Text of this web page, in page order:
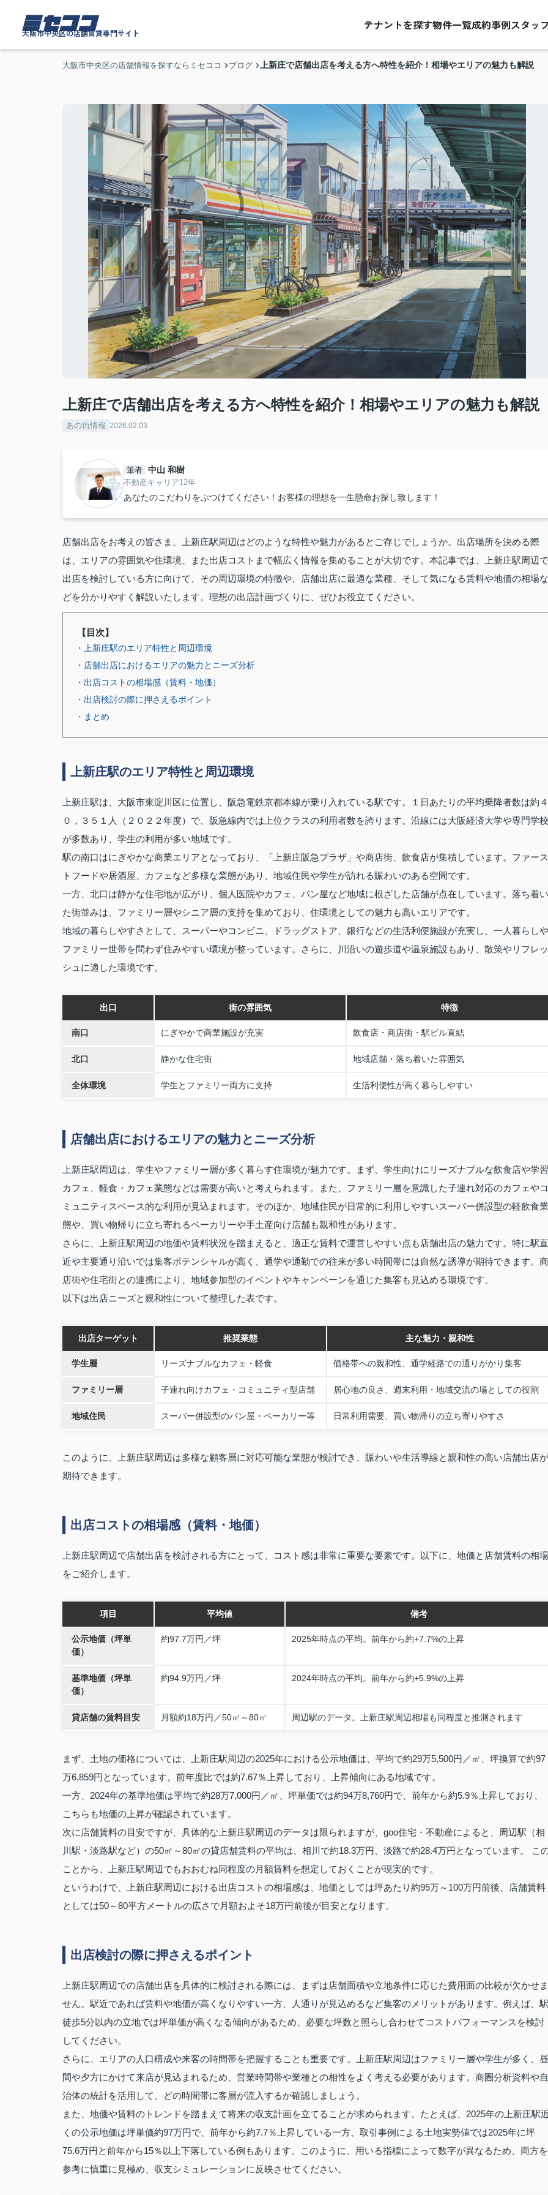
ミセココ
大阪市中央区の店舗賃貸専門サイト
テナントを探す物件一覧成約事例スタッ
大阪市中央区の店舗情報を探すならミセココ ブログ 上新庄で店舗出店を考える方へ特性を紹介！相場やエリアの魅力も解説
上新庄で店舗出店を考える方へ特性を紹介！相場やエリアの魅力も解説
あの街情報 2026.02.03
筆者 中山 和樹
不動産キャリア12年
あなたのこだわりをぶつけてください！お客様の理想を一生懸命お探し致します！
店舗出店をお考えの皆さま、上新庄駅周辺はどのような特性や魅力があるとご存じでしょうか。出店場所を決める際
は、エリアの雰囲気や住環境、また出店コストまで幅広く情報を集めることが大切です。本記事では、上新庄駅周辺で
出店を検討している方に向けて、その周辺環境の特徴や、店舗出店に最適な業種、そして気になる賃料や地価の相場な
どを分かりやすく解説いたします。理想の出店計画づくりに、ぜひお役立てください。
【目次】
・上新庄駅のエリア特性と周辺環境
・店舗出店におけるエリアの魅力とニーズ分析
・出店コストの相場感（賃料・地価）
・出店検討の際に押さえるポイント
・まとめ
上新庄駅のエリア特性と周辺環境
上新庄駅は、大阪市東淀川区に位置し、阪急電鉄京都本線が乗り入れている駅です。１日あたりの平均乗降者数は約４
０，３５１人（２０２２年度）で、阪急線内では上位クラスの利用者数を誇ります。沿線には大阪経済大学や専門学校
が多数あり、学生の利用が多い地域です。
駅の南口はにぎやかな商業エリアとなっており、「上新庄阪急プラザ」や商店街、飲食店が集積しています。ファース
トフードや居酒屋、カフェなど多様な業態があり、地域住民や学生が訪れる賑わいのある空間です。
一方、北口は静かな住宅地が広がり、個人医院やカフェ、パン屋など地域に根ざした店舗が点在しています。落ち着い
た街並みは、ファミリー層やシニア層の支持を集めており、住環境としての魅力も高いエリアです。
地域の暮らしやすさとして、スーパーやコンビニ、ドラッグストア、銀行などの生活利便施設が充実し、一人暮らしや
ファミリー世帯を問わず住みやすい環境が整っています。さらに、川沿いの遊歩道や温泉施設もあり、散策やリフレッ
シュに適した環境です。
出口 街の雰囲気 特徴
南口 にぎやかで商業施設が充実 飲食店・商店街・駅ビル直結
北口 静かな住宅街 地域店舗・落ち着いた雰囲気
全体環境 学生とファミリー両方に支持 生活利便性が高く暮らしやすい
店舗出店におけるエリアの魅力とニーズ分析
上新庄駅周辺は、学生やファミリー層が多く暮らす住環境が魅力です。まず、学生向けにリーズナブルな飲食店や学習
カフェ、軽食・カフェ業態などは需要が高いと考えられます。また、ファミリー層を意識した子連れ対応のカフェやコ
ミュニティスペース的な利用が見込まれます。そのほか、地域住民が日常的に利用しやすいスーパー併設型の軽飲食業
態や、買い物帰りに立ち寄れるベーカリーや手土産向け店舗も親和性があります。
さらに、上新庄駅周辺の地価や賃料状況を踏まえると、適正な賃料で運営しやすい点も店舗出店の魅力です。特に駅直
近や主要通り沿いでは集客ポテンシャルが高く、通学や通勤での往来が多い時間帯には自然な誘導が期待できます。商
店街や住宅街との連携により、地域参加型のイベントやキャンペーンを通じた集客も見込める環境です。
以下は出店ニーズと親和性について整理した表です。
出店ターゲット 推奨業態 主な魅力・親和性
学生層 リーズナブルなカフェ・軽食 価格帯への親和性、通学経路での通りがかり集客
ファミリー層 子連れ向けカフェ・コミュニティ型店舗 居心地の良さ、週末利用・地域交流の場としての役割
地域住民 スーパー併設型のパン屋・ベーカリー等 日常利用需要、買い物帰りの立ち寄りやすさ
このように、上新庄駅周辺は多様な顧客層に対応可能な業態が検討でき、賑わいや生活導線と親和性の高い店舗出店が
期待できます。
出店コストの相場感（賃料・地価）
上新庄駅周辺で店舗出店を検討される方にとって、コスト感は非常に重要な要素です。以下に、地価と店舗賃料の相場
をご紹介します。
項目 平均値 備考
公示地価（坪単
価）
約97.7万円／坪 2025年時点の平均。前年から約+7.7%の上昇
基準地価（坪単
価）
約94.9万円／坪 2024年時点の平均。前年から約+5.9%の上昇
貸店舗の賃料目安 月額約18万円／50㎡～80㎡ 周辺駅のデータ。上新庄駅周辺相場も同程度と推測されます
まず、土地の価格については、上新庄駅周辺の2025年における公示地価は、平均で約29万5,500円／㎡、坪換算で約97
万6,859円となっています。前年度比では約7.67％上昇しており、上昇傾向にある地域です。
一方、2024年の基準地価は平均で約28万7,000円／㎡、坪単価では約94万8,760円で、前年から約5.9％上昇しており、
こちらも地価の上昇が確認されています。
次に店舗賃料の目安ですが、具体的な上新庄駅周辺のデータは限られますが、goo住宅・不動産によると、周辺駅（相
川駅・淡路駅など）の50㎡～80㎡の貸店舗賃料の平均は、相川で約18.3万円、淡路で約28.4万円となっています。 こ
ことから、上新庄駅周辺でもおおむね同程度の月額賃料を想定しておくことが現実的です。
というわけで、上新庄駅周辺における出店コストの相場感は、地価としては坪あたり約95万～100万円前後、店舗賃料
としては50～80平方メートルの広さで月額およそ18万円前後が目安となります。
出店検討の際に押さえるポイント
上新庄駅周辺での店舗出店を具体的に検討される際には、まずは店舗面積や立地条件に応じた費用面の比較が欠かせま
せん。駅近であれば賃料や地価が高くなりやすい一方、人通りが見込めるなど集客のメリットがあります。例えば、駅
徒歩5分以内の立地では坪単価が高くなる傾向があるため、必要な坪数と照らし合わせてコストパフォーマンスを検討
してください。
さらに、エリアの人口構成や来客の時間帯を把握することも重要です。上新庄駅周辺はファミリー層や学生が多く、昼
間や夕方にかけて来店が見込まれるため、営業時間帯や業種との相性をよく考える必要があります。商圏分析資料や自
治体の統計を活用して、どの時間帯に客層が流入するか確認しましょう。
また、地価や賃料のトレンドを踏まえて将来の収支計画を立てることが求められます。たとえば、2025年の上新庄駅
くの公示地価は坪単価約97万円で、前年から約7.7％上昇している一方、取引事例による土地実勢値では2025年に坪
75.6万円と前年から15％以上下落している例もあります。このように、用いる指標によって数字が異なるため、両方を
参考に慎重に見極め、収支シミュレーションに反映させてください。